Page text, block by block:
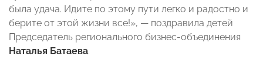
была удача. Идите по этому пути легко и радостно и
берите от этой жизни все!», — поздравила детей
Председатель регионального бизнес-объединения
Наталья Батаева.